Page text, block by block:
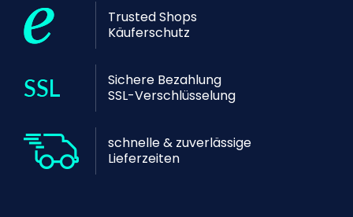
Trusted Shops
Käuferschutz
Sichere Bezahlung
SSL-Verschlüsselung
schnelle & zuverlässige
Lieferzeiten